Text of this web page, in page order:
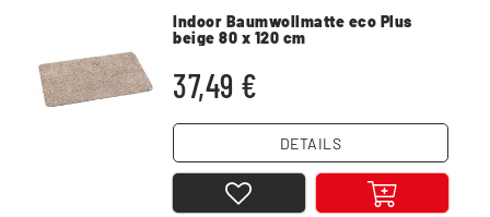
Indoor Baumwollmatte eco Plus
beige 80 x 120 cm
37,49 €
DETAILS